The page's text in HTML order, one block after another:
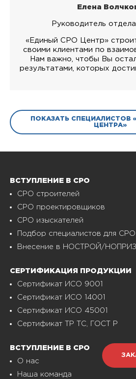
Елена
Руководитель
«Единый СРО Центр»
своими клиентами по
Нам важно, чтобы Вы
результатами, которых
ПОКАЗАТЬ СПЕЦИАЛИСТОВ
ЦЕНТРА»
ВСТУПЛЕНИЕ В СРО
СРО строителей
СРО проектировщиков
СРО изыскателей
Подбор специалистов для СРО
Внесение в НОСТРОЙ/НОПРИЗ
СЕРТИФИКАЦИЯ ПРОДУКЦИИ
Сертификат ИСО 9001
Сертификат ИСО 14001
Сертификат ИСО 45001
Сертификат ТР ТС, ГОСТ Р
ВСТУПЛЕНИЕ В СРО
О нас
Наша команда